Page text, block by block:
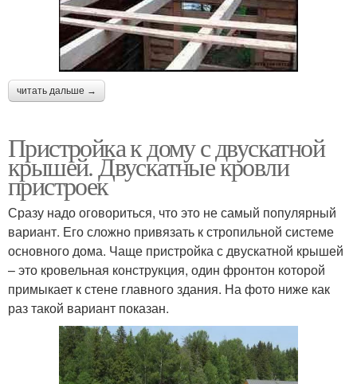
читать дальше →
Пристройка к дому с двускатной
крышей. Двускатные кровли
пристроек
Сразу надо оговориться, что это не самый популярный
вариант. Его сложно привязать к стропильной системе
основного дома. Чаще пристройка с двускатной крышей
– это кровельная конструкция, один фронтон которой
примыкает к стене главного здания. На фото ниже как
раз такой вариант показан.